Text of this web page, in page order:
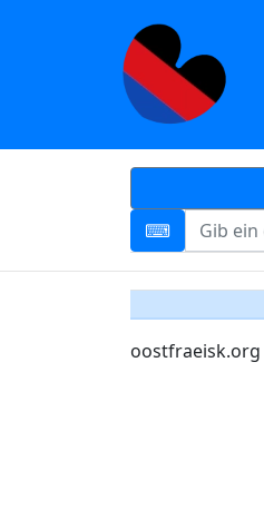
oostfraeisk.org